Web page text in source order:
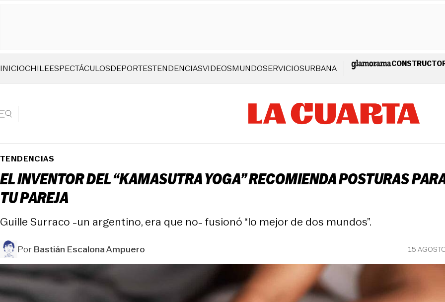
INICIOCHILEESPECTÁCULOSDEPORTESTENDENCIASVIDEOSMUNDOSERVICIOSURBANA
TENDENCIAS
EL INVENTOR DEL “KAMASUTRA YOGA” RECOMIENDA POSTURAS
TU PAREJA
Guille Surraco -un argentino, era que no- fusionó “lo mejor de dos mundos”.
PorBastián Escalona Ampuero 15